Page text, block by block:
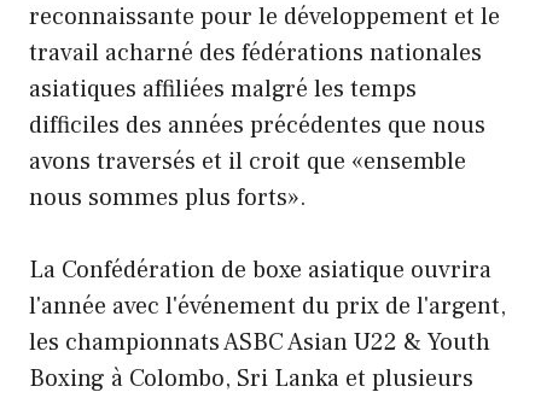
reconnaissante pour le développement et le
travail acharné des fédérations nationales
asiatiques affiliées malgré les temps
difficiles des années précédentes que nous
avons traversés et il croit que «ensemble
nous sommes plus forts».
La Confédération de boxe asiatique ouvrira
l'année avec l'événement du prix de l'argent,
les championnats ASBC Asian U22 & Youth
Boxing à Colombo, Sri Lanka et plusieurs